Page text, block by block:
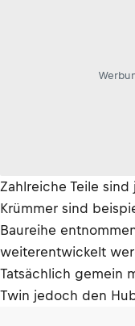
Zahlreiche Teile
Krümmer sind
Baureihe
weiterentwickelt
Tatsächlich gemein
Twin jedoch den